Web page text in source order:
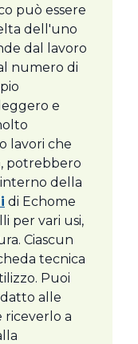
può essere
dell'uno
dal lavoro
numero di
e
lavori che
potrebbero
della
di Echome
per vari usi,
Ciascun
tecnica
Puoi
alle
riceverlo a